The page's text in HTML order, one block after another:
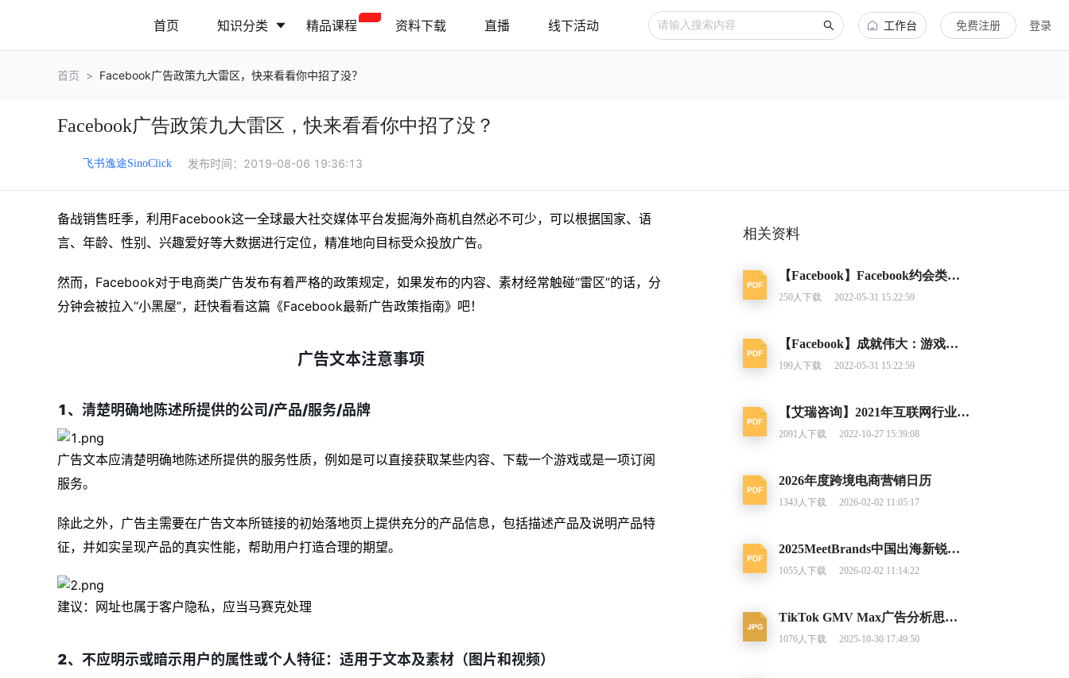
首页 知识分类
营销推广 网站运营
精品课程 资料下载 直播 线下活动 工作台 免费注册 登录
首页 > Facebook广告政策九大雷区，快来看看你中招了没？
Facebook广告政策九大雷区，快来看看你中招了没？
飞书逸途SinoClick 发布时间： 2019-08-06 19:36:13
备战销售旺季，利用Facebook这一全球最大社交媒体平台发掘海外商机自然必不可少，可以根据国家、语
言、年龄、性别、兴趣爱好等大数据进行定位，精准地向目标受众投放广告。
然而，Facebook对于电商类广告发布有着严格的政策规定，如果发布的内容、素材经常触碰“雷区”的话，分
分钟会被拉入“小黑屋”，赶快看看这篇《Facebook最新广告政策指南》吧！
广告文本注意事项
1、清楚明确地陈述所提供的公司/产品/服务/品牌
广告文本应清楚明确地陈述所提供的服务性质，例如是可以直接获取某些内容、下载一个游戏或是一项订阅
服务。
除此之外，广告主需要在广告文本所链接的初始落地页上提供充分的产品信息，包括描述产品及说明产品特
征，并如实呈现产品的真实性能，帮助用户打造合理的期望。
建议：网址也属于客户隐私，应当马赛克处理
2、不应明示或暗示用户的属性或个人特征：适用于文本及素材（图片和视频）
相关资料
【Facebook】Facebook约会类应用营销指南
250人下载 2022-05-31 15:22:59
【Facebook】成就伟大：游戏类别洞察报告
199人下载 2022-05-31 15:22:59
【艾瑞咨询】2021年互联网行业挑战与机遇白皮书
2091 人下载 2022-10-27 15:39:08
2026年度跨境电商营销日历
1343人下载 2026-02-02 11:05:17
2025MeetBrands中国出海新锐消费品牌榜单报告
1055人下载 2026-02-02 11:14:22
TikTok GMV Max广告分析思路及调整建议
1076人下载 2025-10-30 17:49:50